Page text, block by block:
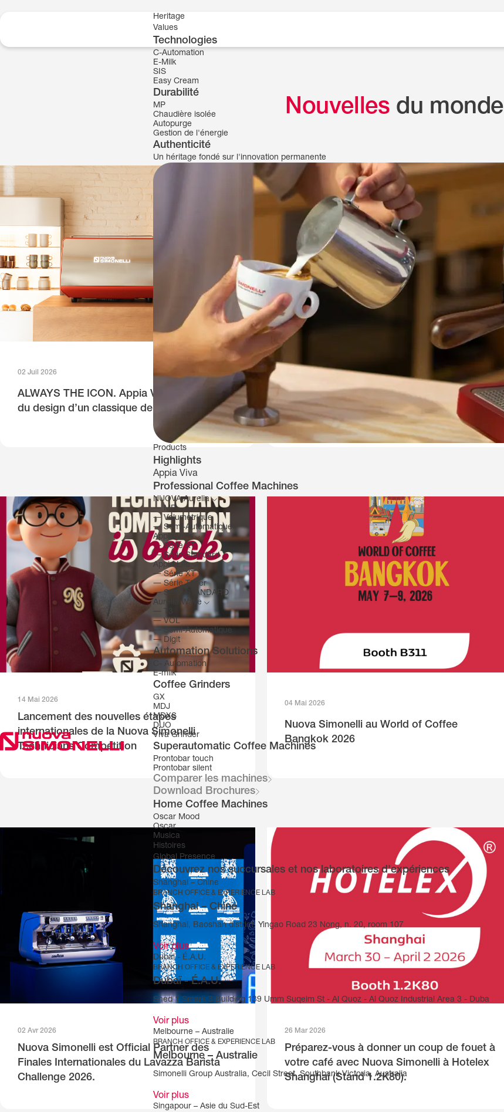
Heritage
Values
Technologies
C-Automation
E-Milk
SIS
Easy Cream
Durabilité
MP
Chaudière isolée
Autopurge
Gestion de l'énergie
Authenticité
Un héritage fondé sur l'innovation permanente
Products
Highlights
Appia Viva
Professional Coffee Machines
NUOVA Aurelia
― MP
― Volumetrique
― Semi-Automatique
Appia Viva
―Série XT
―Série Standard
Appia Life
―Série XT
―Série Timer
―Série STANDARD
Aurelia Wave
―
― VOL
―
Semi-Automatique
― Digit
Automation Solutions
C- Automation
E-milk
Coffee Grinders
GX
MDJ
MDXS
DUO
Viva Grinder
Superautomatic Coffee Machines
Prontobar touch
Prontobar silent
Comparer les machines
Download Brochures
Home Coffee Machines
Oscar Mood
Oscar
Musica
Histoires
Global Presence
Découvrez nos succursales et nos laboratoires d'expériences
Shanghai – Chine
BRANCH OFFICE & EXPERIENCE LAB
Shanghai – Chine
Shanghai, Baoshan district, Yingao Road 23 Nong, n. 20, room 107
Voir plus
Dubaï - É.A.U.
BRANCH OFFICE & EXPERIENCE LAB
Dubaï - É.A.U.
Shed 1 Smark 3 Building 139 Umm Suqeim St - Al Quoz - Al Quoz Industrial Area 3 - Duba
Voir plus
Melbourne – Australie
BRANCH OFFICE & EXPERIENCE LAB
Melbourne – Australie
Simonelli Group Australia, Cecil Street, Southbank Victoria, Australia
Voir plus
Singapour – Asie du Sud-Est
Nouvelles du monde
02 Juil 2026
ALWAYS THE ICON. Appia Viva : l’évolution
du design d’un classique de l’univers du café
19 Juin 2026
Nuova Simonelli Technicians Competition: la
force de la communauté au service de
l’excellence du service après-vente
14 Mai 2026
Lancement des nouvelles étapes
internationales de la Nuova Simonelli
Technicians Competition
04 Mai 2026
Nuova Simonelli au World of Coffee
Bangkok 2026
02 Avr 2026
Nuova Simonelli est Official Partner des
Finales Internationales du Lavazza Barista
Challenge 2026.
26 Mar 2026
Préparez-vous à donner un coup de fouet à
votre café avec Nuova Simonelli à Hotelex
Shanghai (Stand 1.2K80).